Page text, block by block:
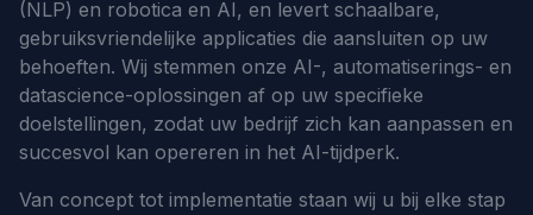
(NLP) en robotica en AI, en levert schaalbare,
gebruiksvriendelijke applicaties die aansluiten op uw
behoeften. Wij stemmen onze AI-, automatiserings- en
datascience-oplossingen af op uw specifieke
doelstellingen, zodat uw bedrijf zich kan aanpassen en
succesvol kan opereren in het AI-tijdperk.
Van concept tot implementatie staan wij u bij elke stap